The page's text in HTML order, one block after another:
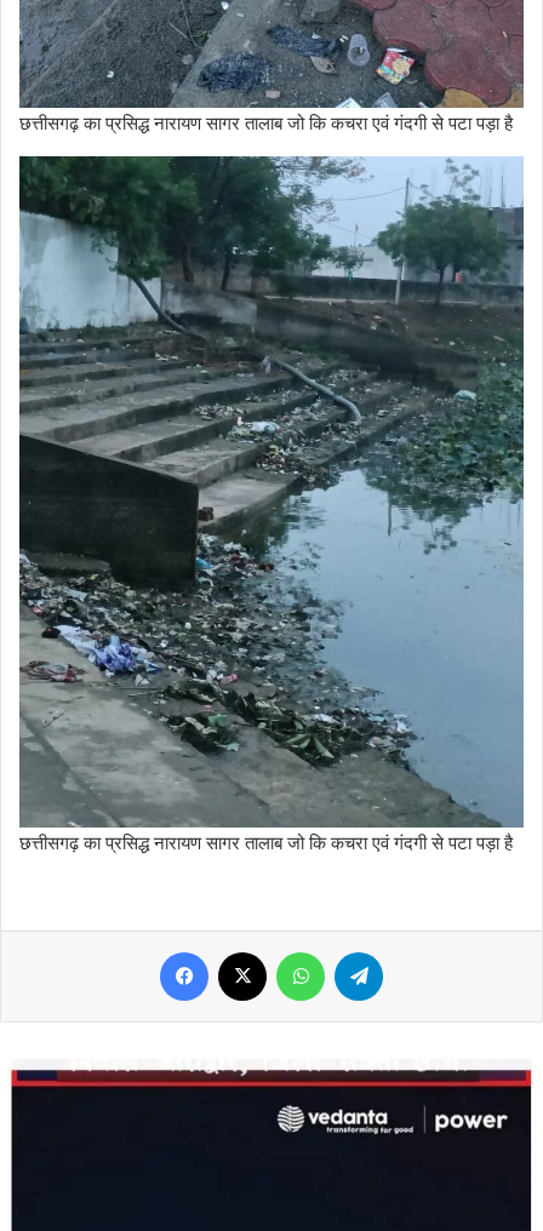
छत्तीसगढ़ का प्रसिद्ध नारायण सागर तालाब जो कि कचरा एवं गंदगी से पटा पड़ा है
छत्तीसगढ़ का प्रसिद्ध नारायण सागर तालाब जो कि कचरा एवं गंदगी से पटा पड़ा है
Facebook WhatsApp